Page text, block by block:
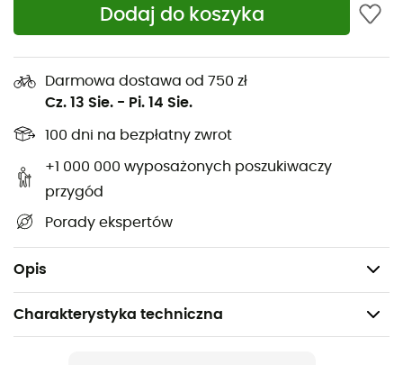
Dodaj do koszyka
Darmowa dostawa od 750 zł
Cz. 13 Sie. - Pi. 14 Sie.
100 dni na bezpłatny zwrot
+1 000 000 wyposażonych poszukiwaczy
przygód
Porady ekspertów
Opis
zapewnia bezpieczne utrzymanie. Wykonana w
100% z recyklingowanego nylonu
, ta czapka świadczy o
środowiska.
Konstrukcja z 5 paneli
Grafika z naszywką tkanej
Nieusztywniona korona, miękki w dotyku daszek
Boczne panele z oddychającej siatki
Regulowany pasek z zapięciem na plastikową
100% nylon z recyklingu
Charakterystyka techniczna